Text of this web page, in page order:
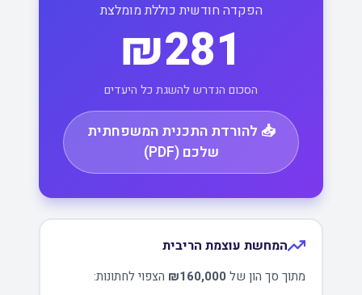
הפקדה חודשית כוללת מומלצת
₪281
הסכום הנדרש להשגת כל היעדים
📥 להורדת התכנית המשפחתית
שלכם (PDF)
המחשת עוצמת הריבית
מתוך סך הון של₪160,000 הצפוי לחתונות: